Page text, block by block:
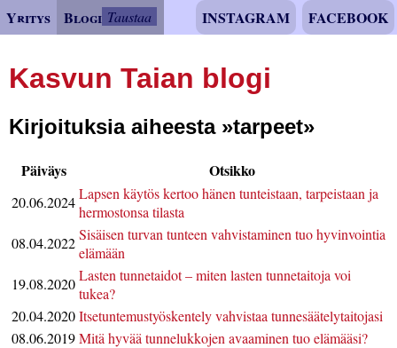
FACEBOOK
INSTAGRAM
Yritys Blogi Taustaa
Kasvun Taian blogi
Kirjoituksia aiheesta tarpeet
Päiväys Otsikko
20.06.2024Lapsen käytös kertoo hänen tunteistaan, tarpeistaan ja
hermostonsa tilasta
08.04.2022Sisäisen turvan tunteen vahvistaminen tuo hyvinvointia
elämään
19.08.2020Lasten tunnetaidot – miten lasten tunnetaitoja voi
tukea?
20.04.2020Itsetuntemustyöskentely vahvistaa tunnesäätelytaitojasi
08.06.2019Mitä hyvää tunnelukkojen avaaminen tuo elämääsi?